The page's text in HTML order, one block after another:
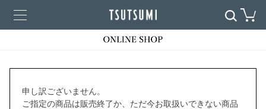
申し訳ございません。
ご指定の商品は販売終了か、ただ今お取扱いできない商品